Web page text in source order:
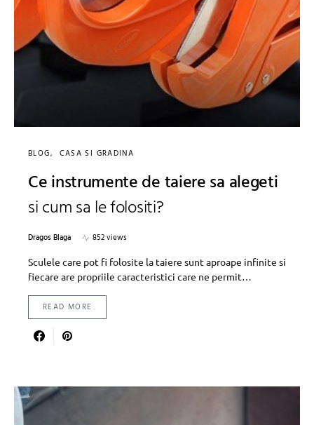
BLOG CASA SI GRADINA
Ce instrumente de taiere sa alegeti
si cum sa le folositi?
Dragos Blaga
852 views
Sculele care pot fi folosite la taiere sunt aproape infinite si
fiecare are propriile caracteristici care ne permit…
READ MORE